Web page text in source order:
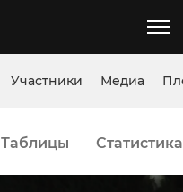
Участники Медиа
Таблицы Статистика